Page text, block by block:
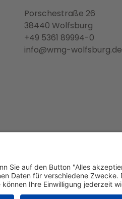
Porschestraße 26
38440 Wolfsburg
+49 5361 89994-0
info@wmg-wolfsburg.de